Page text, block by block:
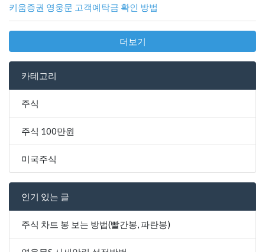
키움증권 영웅문 고객예탁금 확인 방법
더보기
카테고리
주식
주식 100만원
미국주식
인기 있는 글
주식 차트 봉 보는 방법(빨간봉, 파란봉)